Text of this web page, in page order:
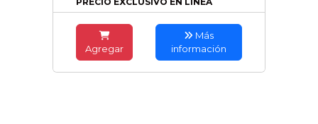
Agregar
Más
información